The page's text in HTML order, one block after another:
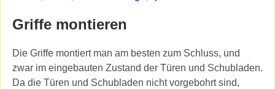
Griffe montieren
Die Griffe montiert man am besten zum Schluss, und
zwar im eingebauten Zustand der Türen und Schubladen.
Da die Türen und Schubladen nicht vorgebohrt sind,